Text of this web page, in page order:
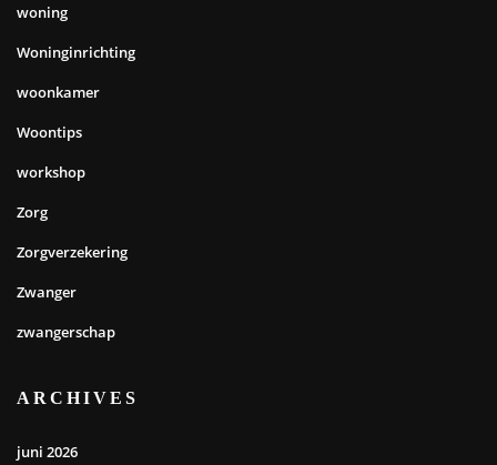
woning
Woninginrichting
woonkamer
Woontips
workshop
Zorg
Zorgverzekering
Zwanger
zwangerschap
ARCHIVES
juni 2026